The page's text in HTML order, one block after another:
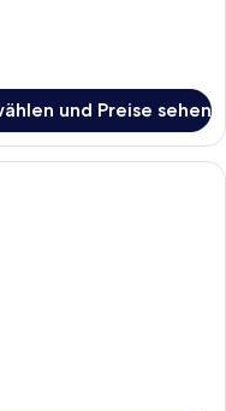
und Preise sehen
Hotelzimmer mit zwei